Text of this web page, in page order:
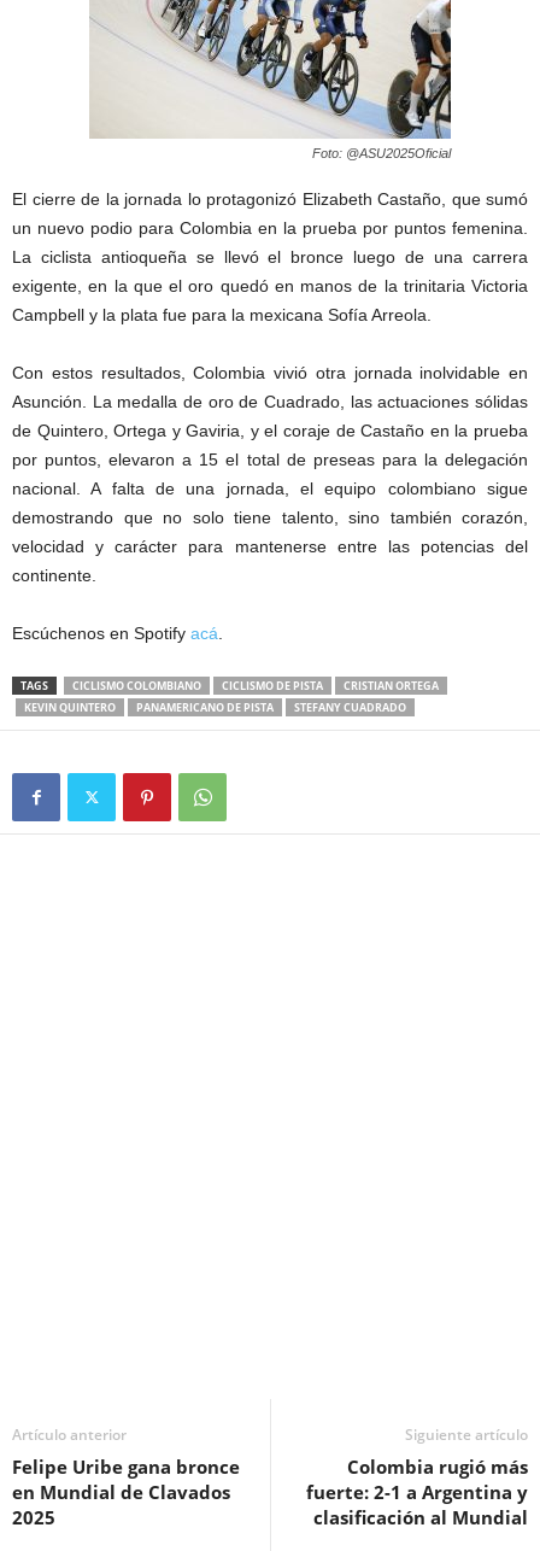
Foto: @ASU2025Oficial
El cierre de la jornada lo protagonizó Elizabeth Castaño, que sumó
un nuevo podio para Colombia en la prueba por puntos femenina.
La ciclista antioqueña se llevó el bronce luego de una carrera
exigente, en la que el oro quedó en manos de la trinitaria Victoria
Campbell y la plata fue para la mexicana Sofía Arreola.
Con estos resultados, Colombia vivió otra jornada inolvidable en
Asunción. La medalla de oro de Cuadrado, las actuaciones sólidas
de Quintero, Ortega y Gaviria, y el coraje de Castaño en la prueba
por puntos, elevaron a 15 el total de preseas para la delegación
nacional. A falta de una jornada, el equipo colombiano sigue
demostrando que no solo tiene talento, sino también corazón,
velocidad y carácter para mantenerse entre las potencias del
continente.
Escúchenos en Spotify acá.
TAGS CICLISMO COLOMBIANO CICLISMO DE PISTA
CRISTIAN ORTEGA
KEVIN QUINTERO
PANAMERICANO DE PISTA STEFANY CUADRADO
Artículo anterior
Felipe Uribe gana bronce
en Mundial de Clavados
2025
Siguiente artículo
Colombia rugió más
fuerte: 2-1 a Argentina y
clasificación al Mundial